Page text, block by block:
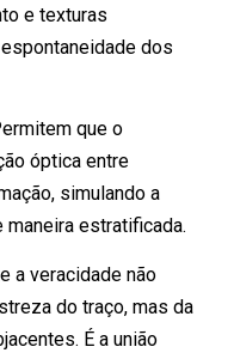
e texturas
dos
que o
óptica entre
simulando a
estratificada.
a veracidade não
do traço, mas da
É a união